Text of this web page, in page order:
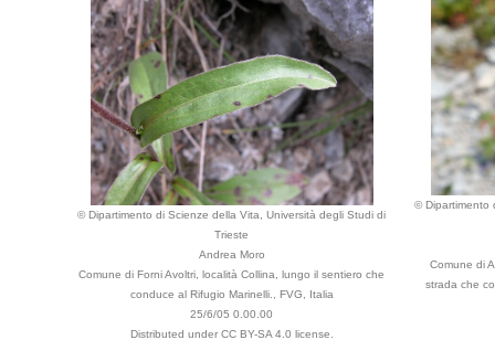
© Dipartimento di Scienze della Vita, Università degli Studi di
Trieste
Andrea Moro
Comune di Forni Avoltri, località Collina, lungo il sentiero che
conduce al Rifugio Marinelli., FVG, Italia
25/6/05 0.00.00
Distributed under CC BY-SA 4.0 license.
© Dipartimento
Comune di
strada che